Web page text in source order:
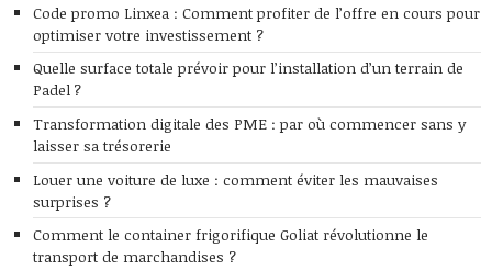
Code promo Linxea : Comment profiter de l’offre en cours pour
optimiser votre investissement ?
Quelle surface totale prévoir pour l’installation d’un terrain de
Padel ?
Transformation digitale des PME : par où commencer sans y
laisser sa trésorerie
Louer une voiture de luxe : comment éviter les mauvaises
surprises ?
Comment le container frigorifique Goliat révolutionne le
transport de marchandises ?